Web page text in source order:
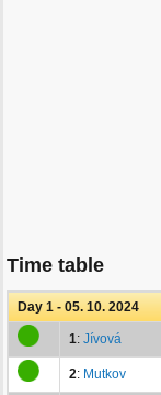
Time table
Day 1 - 05. 10. 2024
1: Jívová
2: Mutkov